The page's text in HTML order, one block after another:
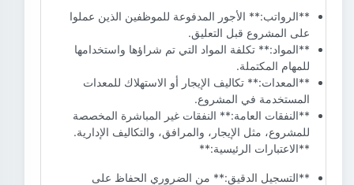
**الرواتب:** الأجور المدفوعة للموظفين الذين عملوا
على المشروع قبل التعليق.
**المواد:** تكلفة المواد التي تم شراؤها واستخدامها
للمهام المكتملة.
**المعدات:** تكاليف الإيجار أو الاستهلاك للمعدات
المستخدمة في المشروع.
**النفقات العامة:** النفقات غير المباشرة المخصصة
للمشروع، مثل الإيجار، والمرافق، والتكاليف الإدارية.
**الاعتبارات الرئيسية:**
**التسجيل الدقيق:** من الضروري الحفاظ على